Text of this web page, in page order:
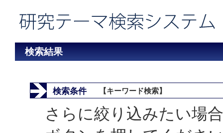
検索結果
検索条件 【キーワード検索】
さらに絞り込みたい場